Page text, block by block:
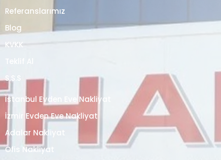
Referanslarımız
Blog
KVKK
Teklif Al
S.S.S
İstanbul Evden Eve Nakliyat
İzmir Evden Eve Nakliyat
Adalar Nakliyat
Ofis Nakliyat